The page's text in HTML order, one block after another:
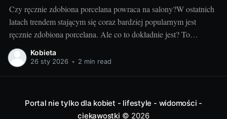
Czy ręcznie zdobiona porcelana powraca na salony?W ostatnich
latach trendem stającym się coraz bardziej popularnym jest
ręcznie zdobiona porcelana. Ale co to dokładnie jest? To
unikatowe, często jedno z rodzaju, dzieła sztuki, które są
tworzone przez talentowanych artystów, pasjonatów i
Kobieta
26 sty 2026 • 2 min read
Portal nie tylko dla kobiet - lifestyle - widomości -
ciekawostki © 2026